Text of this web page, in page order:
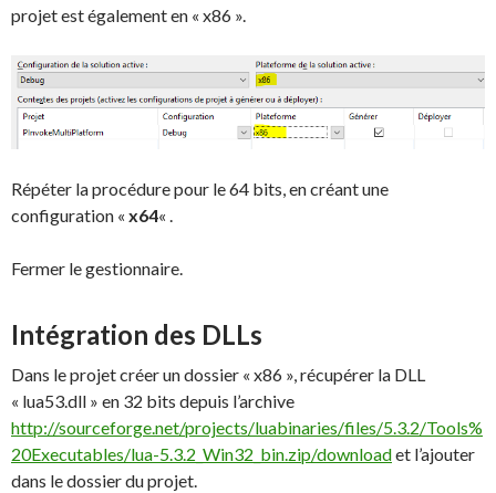
projet est également en « x86 ».
Répéter la procédure pour le 64 bits, en créant une
configuration « x64« .
Fermer le gestionnaire.
Intégration des DLLs
Dans le projet créer un dossier « x86 », récupérer la DLL
« lua53.dll » en 32 bits depuis l’archive
http://sourceforge.net/projects/luabinaries/files/5.3.2/Tools%
20Executables/lua-5.3.2_Win32_bin.zip/downloadet l’ajouter
dans le dossier du projet.